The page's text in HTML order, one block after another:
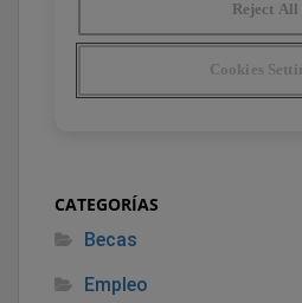
CATEGORÍAS
Becas
Empleo